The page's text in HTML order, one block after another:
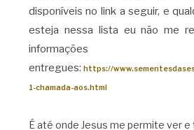
disponíveis no link a seguir, e
esteja nessa lista eu não me
informações
entregues: https://
1-chamada-aos.html
É até onde Jesus me permite ver e